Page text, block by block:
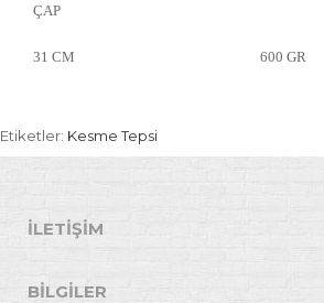
ÇAP
31 CM 600 GR
Etiketler: Kesme Tepsi
İLETIŞIM
BILGILER